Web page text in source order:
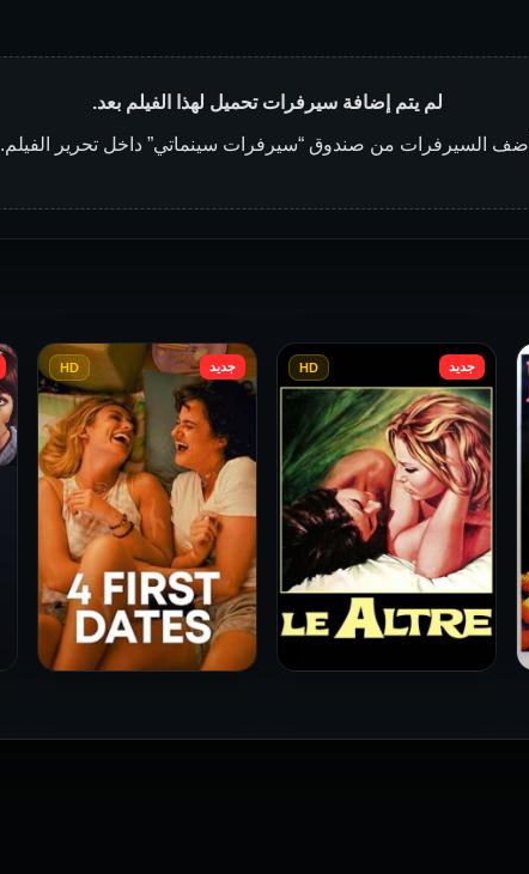
لم يتم إضافة سيرفرات تحميل لهذا الفيلم بعد.
أضف السيرفرات من صندوق “سيرفرات سينماتي” داخل تحرير الفيلم.
جديد HD جديد HD